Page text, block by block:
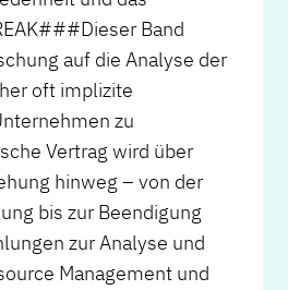
Band
auf die Analyse der
oft implizite
zu
Vertrag wird über
hinweg – von der
bis zur Beendigung
zur Analyse und
Management und